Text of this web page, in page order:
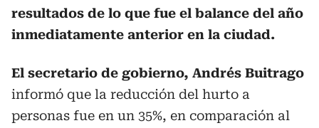
resultados de lo que fue el balance del año
inmediatamente anterior en la ciudad.
El secretario de gobierno, Andrés Buitrago
informó que la reducción del hurto a
personas fue en un 35%, en comparación al